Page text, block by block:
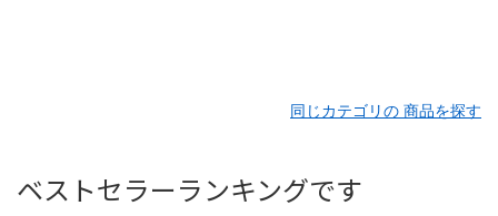
同じカテゴリの 商品を探す
ベストセラーランキングです